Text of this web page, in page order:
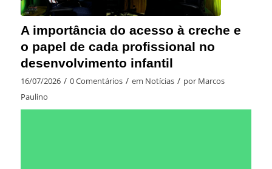
A importância do acesso à creche e
o papel de cada profissional no
desenvolvimento infantil
16/07/2026 / 0 Comentários / em Notícias / por Marcos
Paulino